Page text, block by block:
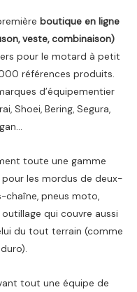
boutique en ligne
veste, combinaison)
pour le motard à petit
références produits.
d’équipementier
Shoei, Bering, Segura,
toute une gamme
les mordus de deux-
chaîne, pneus moto,
qui couvre aussi
du tout terrain (comme
tout une équipe de